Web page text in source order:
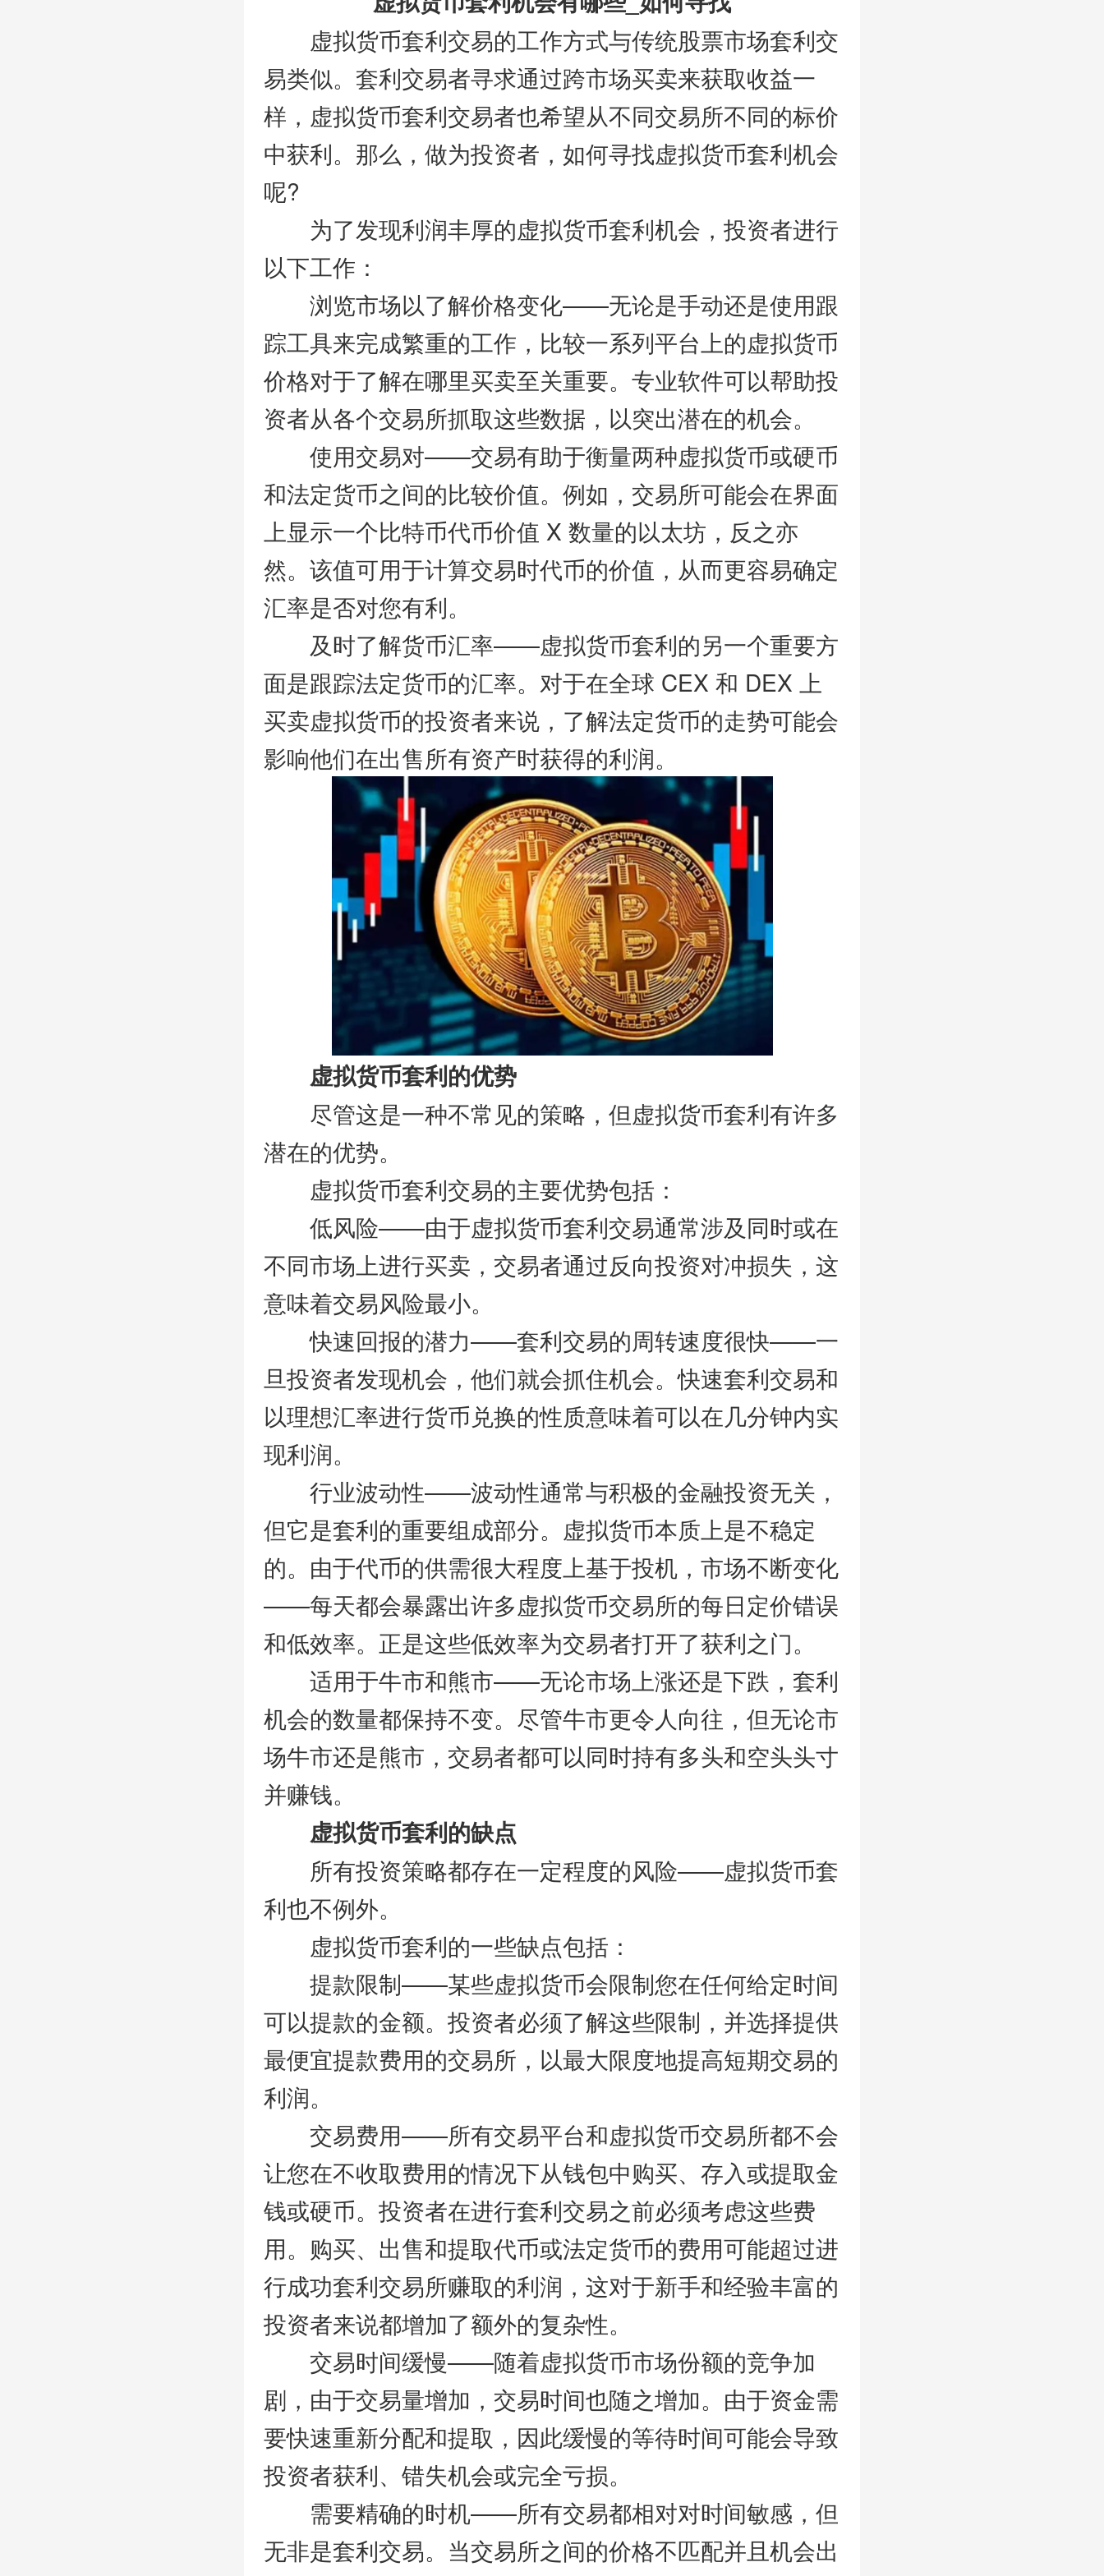
IE下载乐园
虚拟货币套利交易的工作方式与传统股票市场套利交
易类似。套利交易者寻求通过跨市场买卖来获取收益一
样，虚拟货币套利交易者也希望从不同交易所不同的标价
中获利。那么，做为投资者，如何寻找虚拟货币套利机会
呢?
为了发现利润丰厚的虚拟货币套利机会，投资者进行
以下工作：
浏览市场以了解价格变化——无论是手动还是使用跟
踪工具来完成繁重的工作，比较一系列平台上的虚拟货币
价格对于了解在哪里买卖至关重要。专业软件可以帮助投
资者从各个交易所抓取这些数据，以突出潜在的机会。
使用交易对——交易有助于衡量两种虚拟货币或硬币
和法定货币之间的比较价值。例如，交易所可能会在界面
上显示一个比特币代币价值 X 数量的以太坊，反之亦
然。该值可用于计算交易时代币的价值，从而更容易确定
汇率是否对您有利。
及时了解货币汇率——虚拟货币套利的另一个重要方
面是跟踪法定货币的汇率。对于在全球 CEX 和 DEX 上
买卖虚拟货币的投资者来说，了解法定货币的走势可能会
影响他们在出售所有资产时获得的利润。
虚拟货币套利的优势
尽管这是一种不常见的策略，但虚拟货币套利有许多
潜在的优势。
虚拟货币套利交易的主要优势包括：
低风险——由于虚拟货币套利交易通常涉及同时或在
不同市场上进行买卖，交易者通过反向投资对冲损失，这
意味着交易风险最小。
快速回报的潜力——套利交易的周转速度很快——一
旦投资者发现机会，他们就会抓住机会。快速套利交易和
以理想汇率进行货币兑换的性质意味着可以在几分钟内实
现利润。
行业波动性——波动性通常与积极的金融投资无关，
但它是套利的重要组成部分。虚拟货币本质上是不稳定
的。由于代币的供需很大程度上基于投机，市场不断变化
——每天都会暴露出许多虚拟货币交易所的每日定价错误
和低效率。正是这些低效率为交易者打开了获利之门。
适用于牛市和熊市——无论市场上涨还是下跌，套利
机会的数量都保持不变。尽管牛市更令人向往，但无论市
场牛市还是熊市，交易者都可以同时持有多头和空头头寸
并赚钱。
虚拟货币套利的缺点
所有投资策略都存在一定程度的风险——虚拟货币套
利也不例外。
虚拟货币套利的一些缺点包括：
提款限制——某些虚拟货币会限制您在任何给定时间
可以提款的金额。投资者必须了解这些限制，并选择提供
最便宜提款费用的交易所，以最大限度地提高短期交易的
利润。
交易费用——所有交易平台和虚拟货币交易所都不会
让您在不收取费用的情况下从钱包中购买、存入或提取金
钱或硬币。投资者在进行套利交易之前必须考虑这些费
用。购买、出售和提取代币或法定货币的费用可能超过进
行成功套利交易所赚取的利润，这对于新手和经验丰富的
投资者来说都增加了额外的复杂性。
交易时间缓慢——随着虚拟货币市场份额的竞争加
剧，由于交易量增加，交易时间也随之增加。由于资金需
要快速重新分配和提取，因此缓慢的等待时间可能会导致
投资者获利、错失机会或完全亏损。
需要精确的时机——所有交易都相对对时间敏感，但
无非是套利交易。当交易所之间的价格不匹配并且机会出